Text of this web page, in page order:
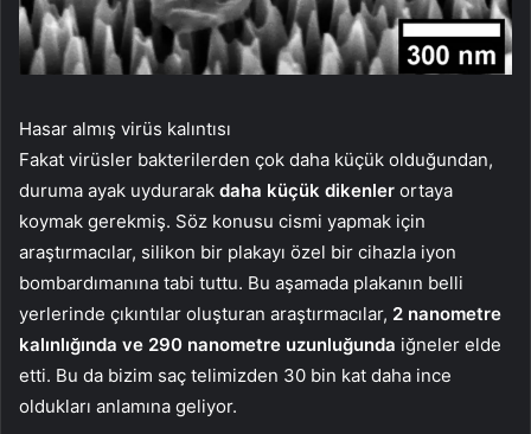
Hasar almış virüs kalıntısı
Fakat virüsler bakterilerden çok daha küçük olduğundan,
duruma ayak uydurarak daha küçük dikenler ortaya
koymak gerekmiş. Söz konusu cismi yapmak için
araştırmacılar, silikon bir plakayı özel bir cihazla iyon
bombardımanına tabi tuttu. Bu aşamada plakanın belli
yerlerinde çıkıntılar oluşturan araştırmacılar, 2 nanometre
kalınlığında ve 290 nanometre uzunluğunda iğneler elde
etti. Bu da bizim saç telimizden 30 bin kat daha ince
oldukları anlamına geliyor.